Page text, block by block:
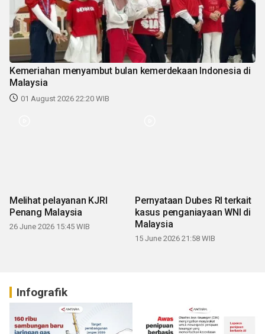
Kemeriahan menyambut bulan kemerdekaan Indonesia di
Malaysia
01 August 2026 22:20 WIB
Melihat pelayanan KJRI
Penang Malaysia
26 June 2026 15:45 WIB
Pernyataan Dubes RI terkait
kasus penganiayaan WNI di
Malaysia
15 June 2026 21:58 WIB
Infografik